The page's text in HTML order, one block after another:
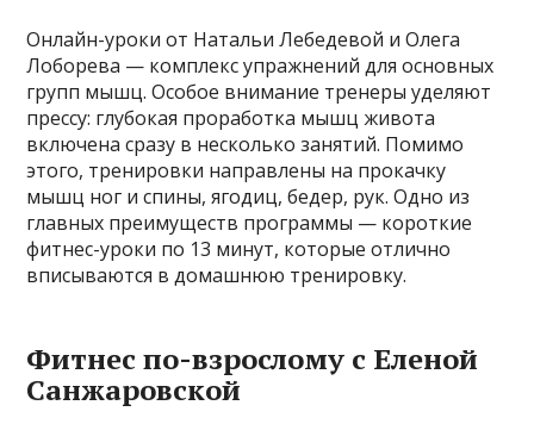
Онлайн-уроки от Натальи Лебедевой и Олега
Лоборева — комплекс упражнений для основных
групп мышц. Особое внимание тренеры уделяют
прессу: глубокая проработка мышц живота
включена сразу в несколько занятий. Помимо
этого, тренировки направлены на прокачку
мышц ног и спины, ягодиц, бедер, рук. Одно из
главных преимуществ программы — короткие
фитнес-уроки по 13 минут, которые отлично
вписываются в домашнюю тренировку.
Фитнес по-взрослому с Еленой
Санжаровской